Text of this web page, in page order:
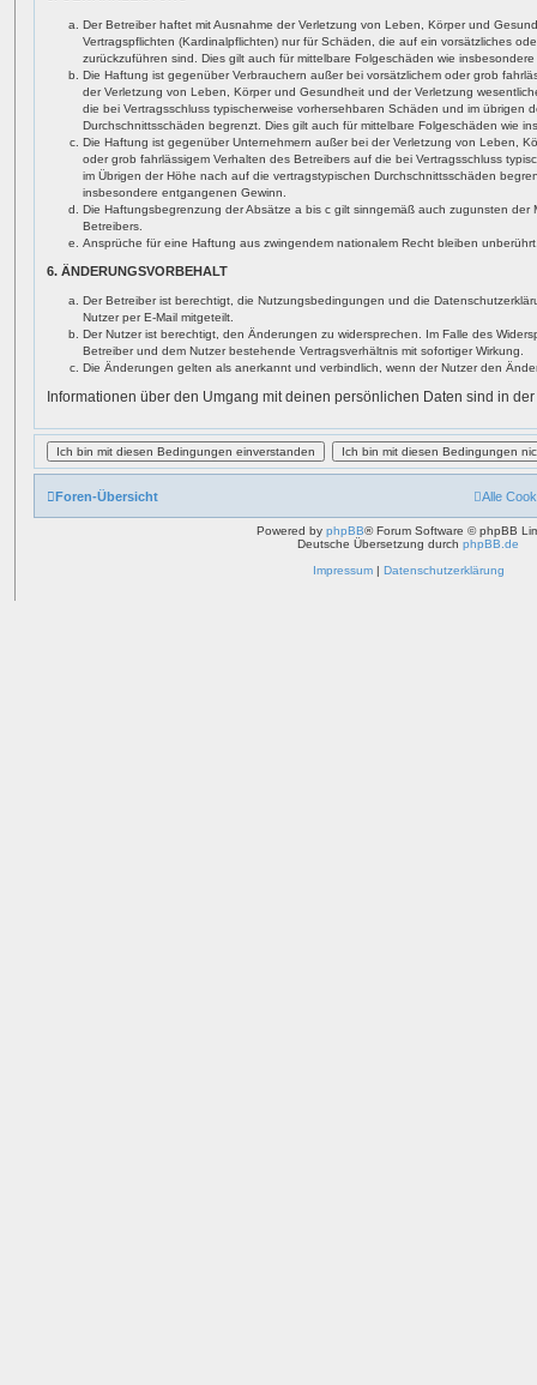
Der Betreiber haftet mit Ausnahme der Verletzung von Leben, Körper und
Vertragspflichten (Kardinalpflichten) nur für Schäden, die auf ein vorsätzliches
zurückzuführen sind. Dies gilt auch für mittelbare Folgeschäden wie
Die Haftung ist gegenüber Verbrauchern außer bei vorsätzlichem oder grob
der Verletzung von Leben, Körper und Gesundheit und der Verletzung
die bei Vertragsschluss typischerweise vorhersehbaren Schäden und im übrigen
Durchschnittsschäden begrenzt. Dies gilt auch für mittelbare Folgeschäden wie
Die Haftung ist gegenüber Unternehmern außer bei der Verletzung von Leben,
oder grob fahrlässigem Verhalten des Betreibers auf die bei Vertragsschluss
im Übrigen der Höhe nach auf die vertragstypischen Durchschnittsschäden
insbesondere entgangenen Gewinn.
Die Haftungsbegrenzung der Absätze a bis c gilt sinngemäß auch zugunsten der
Betreibers.
Ansprüche für eine Haftung aus zwingendem nationalem Recht bleiben
6. ÄNDERUNGSVORBEHALT
Der Betreiber ist berechtigt, die Nutzungsbedingungen und die
Nutzer per E-Mail mitgeteilt.
Der Nutzer ist berechtigt, den Änderungen zu widersprechen. Im Falle des
Betreiber und dem Nutzer bestehende Vertragsverhältnis mit sofortiger Wirkung.
Die Änderungen gelten als anerkannt und verbindlich, wenn der Nutzer den
Informationen über den Umgang mit deinen persönlichen Daten sind in
Foren-Übersicht Alle
Powered by phpBB® Forum Software © phpBB
Deutsche Übersetzung durch phpBB.de
Impressum| Datenschutzerklärung